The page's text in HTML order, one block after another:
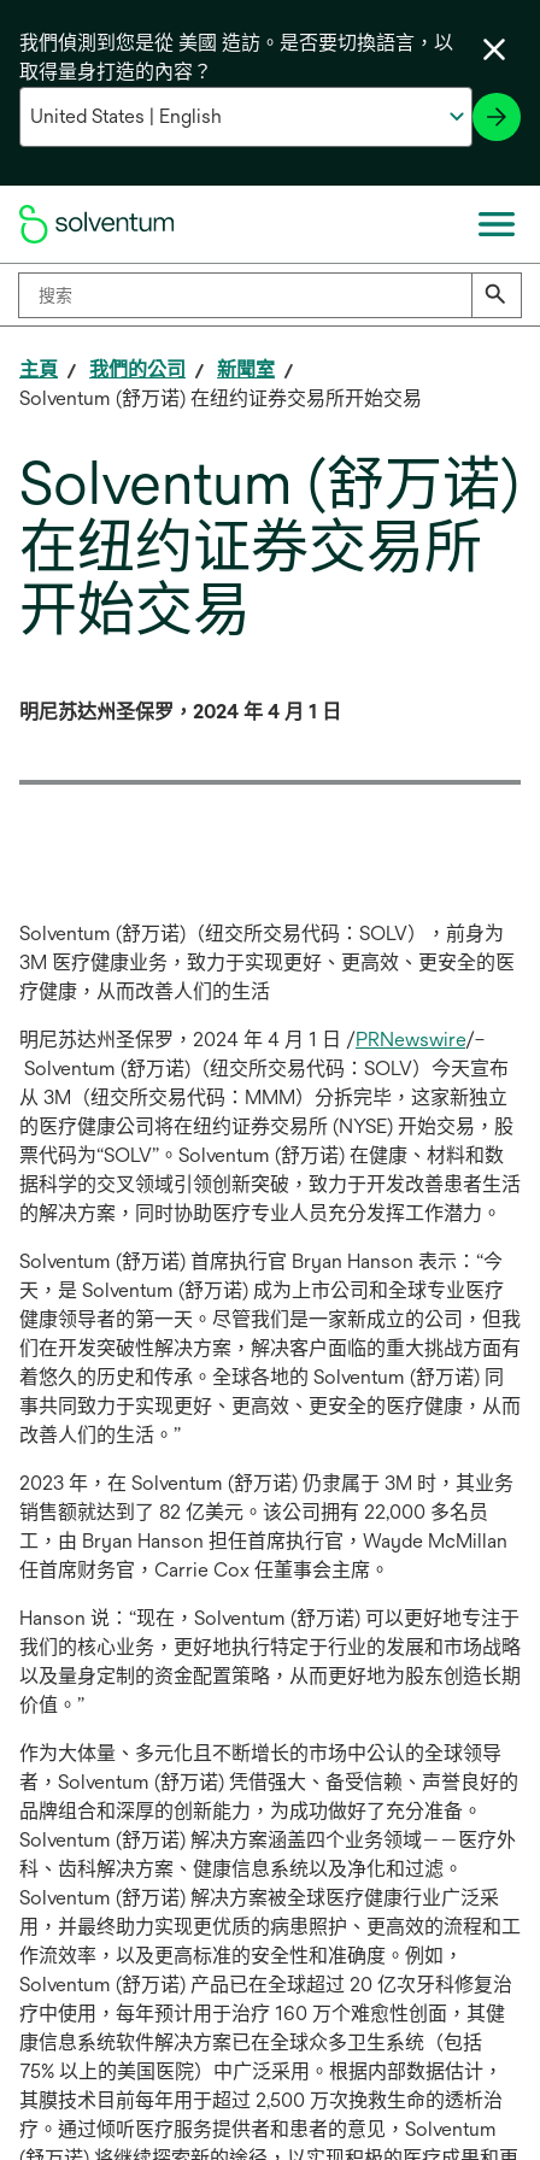
我們偵測到您是從 美國 造訪。是否要切換語言，以
取得量身打造的內容？
主頁 我們的公司
新聞室
Solventum (舒万诺) 在纽约证券交易所开始交易
Solventum (舒万诺)
在纽约证券交易所
开始交易
明尼苏达州圣保罗，2024 年 4 月 1 日
Solventum (舒万诺)（纽交所交易代码：SOLV），前身为
3M 医疗健康业务，致力于实现更好、更高效、更安全的医
疗健康，从而改善人们的生活
明尼苏达州圣保罗，2024 年 4 月 1 日 /PRNewswire/–
Solventum (舒万诺)（纽交所交易代码：SOLV）今天宣布
从 3M（纽交所交易代码：MMM）分拆完毕，这家新独立
的医疗健康公司将在纽约证券交易所 (NYSE) 开始交易，股
票代码为“SOLV”。Solventum (舒万诺) 在健康、材料和数
据科学的交叉领域引领创新突破，致力于开发改善患者生活
的解决方案，同时协助医疗专业人员充分发挥工作潜力。
Solventum (舒万诺) 首席执行官 Bryan Hanson 表示：“今
天，是 Solventum (舒万诺) 成为上市公司和全球专业医疗
健康领导者的第一天。尽管我们是一家新成立的公司，但我
们在开发突破性解决方案，解决客户面临的重大挑战方面有
着悠久的历史和传承。全球各地的 Solventum (舒万诺) 同
事共同致力于实现更好、更高效、更安全的医疗健康，从而
改善人们的生活。”
2023 年，在 Solventum (舒万诺) 仍隶属于 3M 时，其业务
销售额就达到了 82 亿美元。该公司拥有 22,000 多名员
工，由 Bryan Hanson 担任首席执行官，Wayde McMillan
任首席财务官，Carrie Cox 任董事会主席。
Hanson 说：“现在，Solventum (舒万诺) 可以更好地专注于
我们的核心业务，更好地执行特定于行业的发展和市场战略
以及量身定制的资金配置策略，从而更好地为股东创造长期
价值。”
作为大体量、多元化且不断增长的市场中公认的全球领导
者，Solventum (舒万诺) 凭借强大、备受信赖、声誉良好的
品牌组合和深厚的创新能力，为成功做好了充分准备。
Solventum (舒万诺) 解决方案涵盖四个业务领域——医疗外
科、齿科解决方案、健康信息系统以及净化和过滤。
Solventum (舒万诺) 解决方案被全球医疗健康行业广泛采
用，并最终助力实现更优质的病患照护、更高效的流程和工
作流效率，以及更高标准的安全性和准确度。例如，
Solventum (舒万诺) 产品已在全球超过 20 亿次牙科修复治
疗中使用，每年预计用于治疗 160 万个难愈性创面，其健
康信息系统软件解决方案已在全球众多卫生系统（包括
75% 以上的美国医院）中广泛采用。根据内部数据估计，
其膜技术目前每年用于超过 2,500 万次挽救生命的透析治
疗。通过倾听医疗服务提供者和患者的意见，Solventum